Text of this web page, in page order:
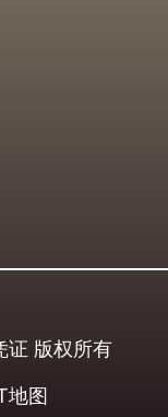
证 版权所有
地图